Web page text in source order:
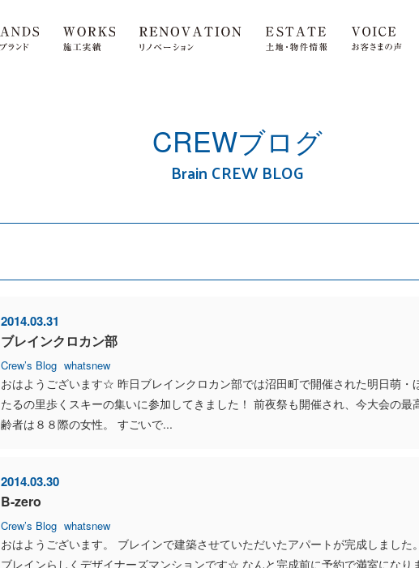
CREWブログ
Brain CREW BLOG
2014.03.31
ブレインクロカン部
Crew’s Blog whatsnew
おはようございます☆ 昨日ブレインクロカン部では沼田町で開催された明日萌・
たるの里歩くスキーの集いに参加してきました！ 前夜祭も開催され、今大会の最
齢者は８８際の女性。 すごいで...
2014.03.30
B-zero
Crew’s Blog whatsnew
おはようございます。 ブレインで建築させていただいたアパートが完成しました。
ブレインらしくデザイナーズマンションです☆ なんと完成前に予約で満室になり